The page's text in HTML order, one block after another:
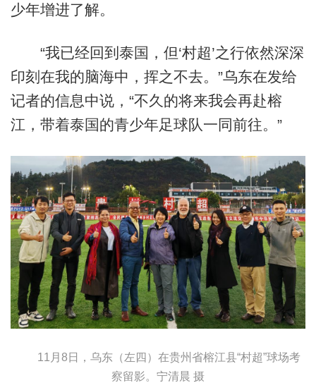
少年增进了解。
“我已经回到泰国，但‘村超’之行依然深深
印刻在我的脑海中，挥之不去。”乌东在发给
记者的信息中说，“不久的将来我会再赴榕
江，带着泰国的青少年足球队一同前往。”
11月8日，乌东（左四）在贵州省榕江县“村超”球场考
察留影。宁清晨 摄